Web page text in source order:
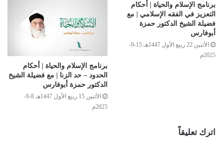
برنامج الإسلام والحياة | أحكام
التعزيز في الفقه الإسلامي | مع
فضيلة الشيخ الدكتور حمزة
أبوفارس
الأثنين 22 ربيع الأول 1447هـ 15-9-
2025م
برنامج الإسلام والحياة | أحكام
الحدود – حد الزنا | مع فضيلة الشيخ
الدكتور حمزة أبوفارس
الأثنين 15 ربيع الأول 1447هـ 8-9-
2025م
اترك تعليقاً